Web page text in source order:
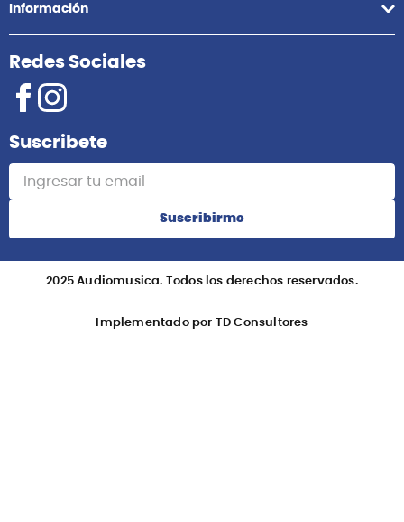
Información
Redes Sociales
Suscribete
Suscribirme
2025 Audiomusica. Todos los derechos reservados.
Implementado por TD Consultores